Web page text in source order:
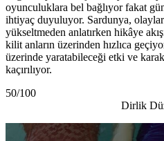
oyunculuklara bel bağlıyor fakat
ihtiyaç duyuluyor. Sardunya,
yükseltmeden anlatırken hikâye
kilit anların üzerinden hızlıca
üzerinde yaratabileceği etki ve
kaçırılıyor.
50/100
Dirlik